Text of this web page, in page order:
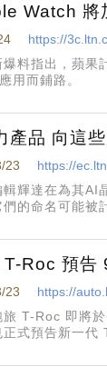
Watch 將
https://
爆料指出，蘋
用而鋪路。
產品 向這
23
https://
輝達在為其AI
的命名可能被
Roc 預告
23
https://
T-Roc 即將
式預告新一代